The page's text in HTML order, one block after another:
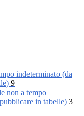
indeterminato (da
9
non a tempo
in tabelle) 3